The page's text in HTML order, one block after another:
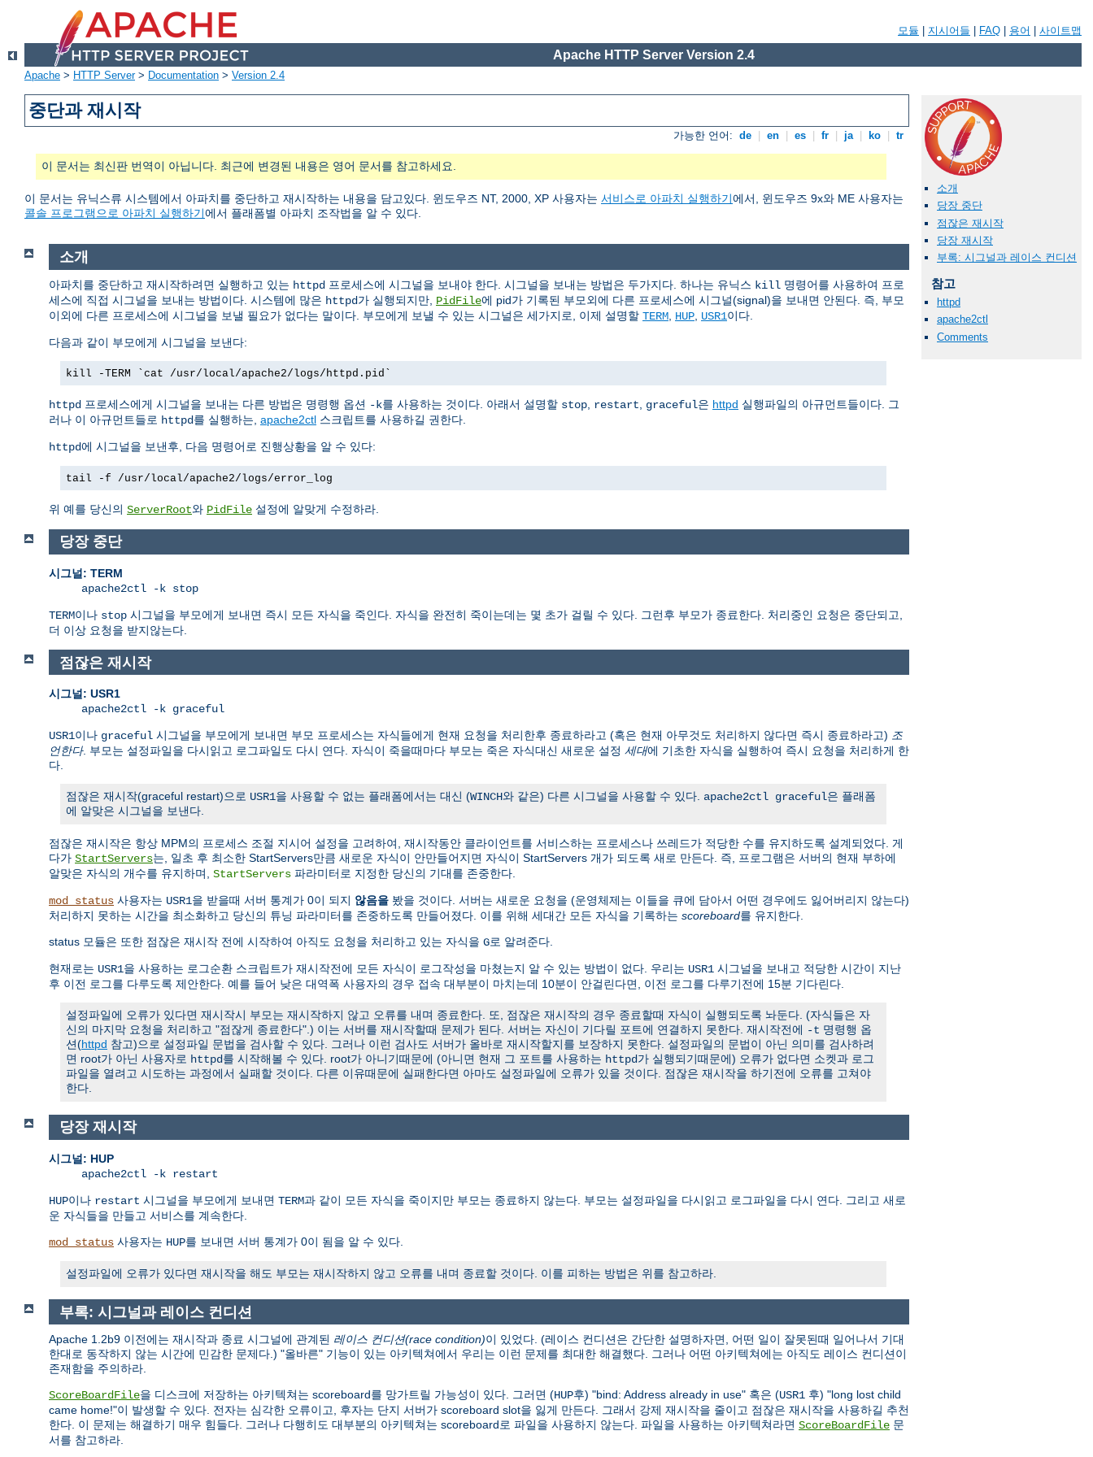
모듈 지시어들 FAQ 용어 사이트맵
Apache HTTP Server Version 2.4
Apache > HTTP Server> Documentation > Version 2.4
중단과 재시작
가능한 언어: de en es fr ja ko tr
이 문서는 최신판 번역이 아닙니다. 최근에 변경된 내용은 영어 문서를 참고하세요.
이 문서는 유닉스류 시스템에서 아파치를 중단하고 재시작하는 내용을 담고있다. 윈도우즈 NT, 2000, XP 사용자는 서비스로 아파치 실행하기에서, 윈도우즈 9x와 ME 사용자는
콜솔 프로그램으로 아파치 실행하기에서 플래폼별 아파치 조작법을 알 수 있다.
소개
당장 중단
점잖은 재시작
당장 재시작
부록: 시그널과 레이스 컨디션
참고
httpd
apache2ctl
Comments
소개
아파치를 중단하고 재시작하려면 실행하고 있는 httpd 프로세스에 시그널을 보내야 한다. 시그널을 보내는 방법은 두가지다. 하나는 유닉스 kill 명령어를 사용하여 프로
세스에 직접 시그널을 보내는 방법이다. 시스템에 많은 httpd가 실행되지만, PidFile에 pid가 기록된 부모외에 다른 프로세스에 시그널(signal)을 보내면 안된다. 즉, 부모
이외에 다른 프로세스에 시그널을 보낼 필요가 없다는 말이다. 부모에게 보낼 수 있는 시그널은 세가지로, 이제 설명할 TERM HUP USR1이다.
다음과 같이 부모에게 시그널을 보낸다:
kill -TERM `cat /usr/local/apache2/logs/httpd.pid`
httpd 프로세스에게 시그널을 보내는 다른 방법은 명령행 옵션 -k를 사용하는 것이다. 아래서 설명할 stop restart graceful은 httpd 실행파일의 아규먼트들이다. 그
러나 이 아규먼트들로 httpd를 실행하는, apache2ctl 스크립트를 사용하길 권한다.
httpd에 시그널을 보낸후, 다음 명령어로 진행상황을 알 수 있다:
tail -f /usr/local/apache2/logs/error_log
위 예를 당신의 ServerRoot와 PidFile 설정에 알맞게 수정하라.
당장 중단
시그널: TERM
apache2ctl -k stop
TERM이나 stop 시그널을 부모에게 보내면 즉시 모든 자식을 죽인다. 자식을 완전히 죽이는데는 몇 초가 걸릴 수 있다. 그런후 부모가 종료한다. 처리중인 요청은 중단되고,
더 이상 요청을 받지않는다.
점잖은 재시작
시그널: USR1
apache2ctl -k graceful
USR1이나 graceful 시그널을 부모에게 보내면 부모 프로세스는 자식들에게 현재 요청을 처리한후 종료하라고 (혹은 현재 아무것도 처리하지 않다면 즉시 종료하라고) 조
언한다. 부모는 설정파일을 다시읽고 로그파일도 다시 연다. 자식이 죽을때마다 부모는 죽은 자식대신 새로운 설정 세대에 기초한 자식을 실행하여 즉시 요청을 처리하게 한
다.
점잖은 재시작(graceful restart)으로 USR1을 사용할 수 없는 플래폼에서는 대신 (WINCH와 같은) 다른 시그널을 사용할 수 있다. apache2ctl graceful은 플래폼
에 알맞은 시그널을 보낸다.
점잖은 재시작은 항상 MPM의 프로세스 조절 지시어 설정을 고려하여, 재시작동안 클라이언트를 서비스하는 프로세스나 쓰레드가 적당한 수를 유지하도록 설계되었다. 게
다가 StartServers는, 일초 후 최소한 StartServers만큼 새로운 자식이 안만들어지면 자식이 StartServers 개가 되도록 새로 만든다. 즉, 프로그램은 서버의 현재 부하에
알맞은 자식의 개수를 유지하며, StartServers 파라미터로 지정한 당신의 기대를 존중한다.
mod_status 사용자는 USR1을 받을때 서버 통계가 0이 되지 않음을 봤을 것이다. 서버는 새로운 요청을 (운영체제는 이들을 큐에 담아서 어떤 경우에도 잃어버리지 않는다)
처리하지 못하는 시간을 최소화하고 당신의 튜닝 파라미터를 존중하도록 만들어졌다. 이를 위해 세대간 모든 자식을 기록하는 scoreboard를 유지한다.
status 모듈은 또한 점잖은 재시작 전에 시작하여 아직도 요청을 처리하고 있는 자식을 G로 알려준다.
현재로는 USR1을 사용하는 로그순환 스크립트가 재시작전에 모든 자식이 로그작성을 마쳤는지 알 수 있는 방법이 없다. 우리는 USR1 시그널을 보내고 적당한 시간이 지난
후 이전 로그를 다루도록 제안한다. 예를 들어 낮은 대역폭 사용자의 경우 접속 대부분이 마치는데 10분이 안걸린다면, 이전 로그를 다루기전에 15분 기다린다.
설정파일에 오류가 있다면 재시작시 부모는 재시작하지 않고 오류를 내며 종료한다. 또, 점잖은 재시작의 경우 종료할때 자식이 실행되도록 놔둔다. (자식들은 자
신의 마지막 요청을 처리하고 "점잖게 종료한다".) 이는 서버를 재시작할때 문제가 된다. 서버는 자신이 기다릴 포트에 연결하지 못한다. 재시작전에 -t 명령행 옵
션(httpd 참고)으로 설정파일 문법을 검사할 수 있다. 그러나 이런 검사도 서버가 올바로 재시작할지를 보장하지 못한다. 설정파일의 문법이 아닌 의미를 검사하려
면 root가 아닌 사용자로 httpd를 시작해볼 수 있다. root가 아니기때문에 (아니면 현재 그 포트를 사용하는 httpd가 실행되기때문에) 오류가 없다면 소켓과 로그
파일을 열려고 시도하는 과정에서 실패할 것이다. 다른 이유때문에 실패한다면 아마도 설정파일에 오류가 있을 것이다. 점잖은 재시작을 하기전에 오류를 고쳐야
한다.
당장 재시작
시그널: HUP
apache2ctl -k restart
HUP이나 restart 시그널을 부모에게 보내면 TERM과 같이 모든 자식을 죽이지만 부모는 종료하지 않는다. 부모는 설정파일을 다시읽고 로그파일을 다시 연다. 그리고 새로
운 자식들을 만들고 서비스를 계속한다.
mod_status 사용자는 HUP를 보내면 서버 통계가 0이 됨을 알 수 있다.
설정파일에 오류가 있다면 재시작을 해도 부모는 재시작하지 않고 오류를 내며 종료할 것이다. 이를 피하는 방법은 위를 참고하라.
부록: 시그널과 레이스 컨디션
Apache 1.2b9 이전에는 재시작과 종료 시그널에 관계된 레이스 컨디션(race condition)이 있었다. (레이스 컨디션은 간단한 설명하자면, 어떤 일이 잘못된때 일어나서 기대
한대로 동작하지 않는 시간에 민감한 문제다.) "올바른" 기능이 있는 아키텍쳐에서 우리는 이런 문제를 최대한 해결했다. 그러나 어떤 아키텍쳐에는 아직도 레이스 컨디션이
존재함을 주의하라.
ScoreBoardFile을 디스크에 저장하는 아키텍쳐는 scoreboard를 망가트릴 가능성이 있다. 그러면 (HUP후) "bind: Address already in use" 혹은 (USR1 후) "long lost child
came home!"이 발생할 수 있다. 전자는 심각한 오류이고, 후자는 단지 서버가 scoreboard slot을 잃게 만든다. 그래서 강제 재시작을 줄이고 점잖은 재시작을 사용하길 추천
한다. 이 문제는 해결하기 매우 힘들다. 그러나 다행히도 대부분의 아키텍쳐는 scoreboard로 파일을 사용하지 않는다. 파일을 사용하는 아키텍쳐라면 ScoreBoardFile 문
서를 참고하라.